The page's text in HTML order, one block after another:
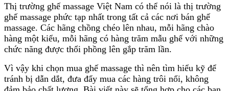
Thị trường ghế massage Việt Nam có thể nói là thị trường
ghế massage phức tạp nhất trong tất cả các nơi bán ghế
massage. Các hãng chồng chéo lên nhau, mỗi hãng chào
hàng một kiểu, mỗi hãng có hàng trăm mẫu ghế với những
chức năng được thổi phồng lên gắp trăm lần.
Vì vậy khi chọn mua ghế massage thì nên tìm hiểu kỹ để
tránh bị dẫn dắt, đưa đẩy mua các hàng trôi nổi, không